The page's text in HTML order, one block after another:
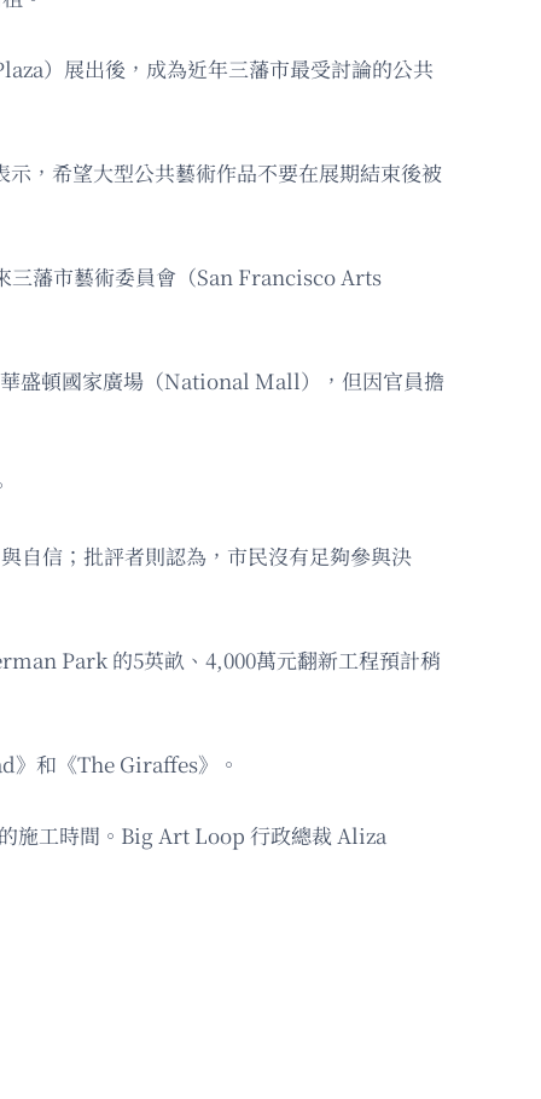
）展出後，成為近年三藩市最受討論的公共
，希望大型公共藝術作品不要在展期結束後被
三藩市藝術委員會（San Francisco Arts
盛頓國家廣場（National Mall），但因官員擔
自信；批評者則認為，市民沒有足夠參與決
Park 的5英畝、4,000萬元翻新工程預計稍
》和《The Giraffes》。
施工時間。Big Art Loop 行政總裁 Aliza